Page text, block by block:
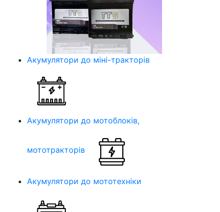
Акумулятори до міні-тракторів
Акумулятори до мотоблоків,
мототракторів
Акумулятори до мототехніки